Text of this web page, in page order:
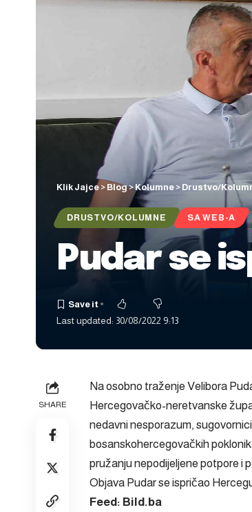
Klik Jajce > Blog>Kolumne > Drustvo/
DRUSTVO/KOLUMNE SA WEB-A
Pudar se
Last updated: 30/08/2022 9:13
SHARE
Na osobno traženje Velibora
Hercegovačko-neretvanske
nedavni nesporazum,
bosanskohercegovačkih
pružanju nepodijeljene potpore i
Objava Pudar se ispričao
Feed: Bild.ba